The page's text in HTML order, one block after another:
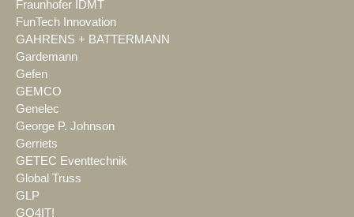
Fraunhofer IDMT
FunTech Innovation
GAHRENS + BATTERMANN
Gardemann
Gefen
GEMCO
Genelec
George P. Johnson
Gerriets
GETEC Eventtechnik
Global Truss
GLP
GO4IT!